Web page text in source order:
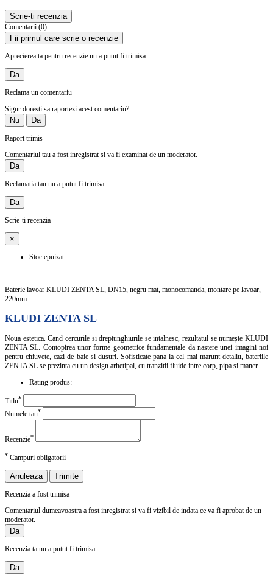
Scrie-ti recenzia
Comentarii (0)
Fii primul care scrie o recenzie
Aprecierea ta pentru recenzie nu a putut fi trimisa
Da
Reclama un comentariu
Sigur doresti sa raportezi acest comentariu?
Nu Da
Raport trimis
Comentariul tau a fost inregistrat si va fi examinat de un moderator.
Da
Reclamatia tau nu a putut fi trimisa
Da
Scrie-ti recenzia
×
Stoc epuizat
Baterie lavoar KLUDI ZENTA SL, DN15, negru mat, monocomanda, montare pe lavoar,
220mm
KLUDI ZENTA SL
Noua estetica. Cand cercurile si dreptunghiurile se intalnesc, rezultatul se numește KLUDI
ZENTA SL. Contopirea unor forme geometrice fundamentale da nastere unei imagini noi
pentru chiuvete, cazi de baie si dusuri. Sofisticate pana la cel mai marunt detaliu, bateriile
ZENTA SL se prezinta cu un design arhetipal, cu tranzitii fluide intre corp, pipa si maner.
Rating produs:
Titlu*
Numele tau*
Recenzie*
* Campuri obligatorii
Anuleaza Trimite
Recenzia a fost trimisa
Comentariul dumeavoastra a fost inregistrat si va fi vizibil de indata ce va fi aprobat de un
moderator.
Da
Recenzia ta nu a putut fi trimisa
Da